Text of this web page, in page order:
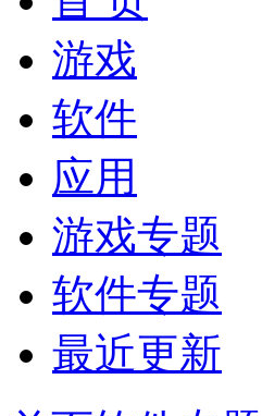
游戏
软件
应用
游戏专题
软件专题
最近更新